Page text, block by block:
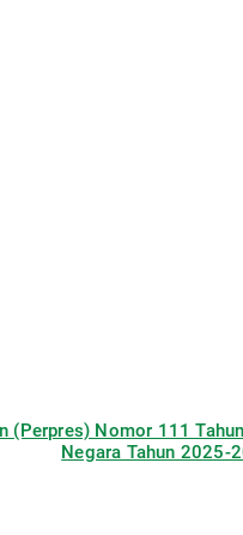
(Perpres) Nomor 111
Negara Tahun 2025-